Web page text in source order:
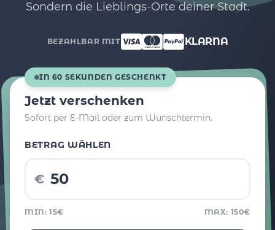
Sondern die Lieblings-Orte deiner Stadt.
BEZAHLBAR MIT KLARNA
IN 60 SEKUNDEN GESCHENKT
Jetzt verschenken
Sofort per E-Mail oder zum Wunschtermin.
BETRAG WÄHLEN
€
MIN: 15€ MAX: 150€